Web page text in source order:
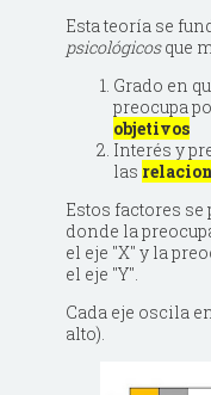
Esta teoría se
psicológicosque
Grado en
preocupa
objetivos
Interés y
las
Estos factores
donde la
el eje "X" y la
el eje "Y".
Cada eje oscila
alto).